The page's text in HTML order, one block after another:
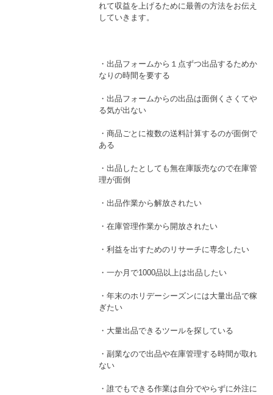
れて収益を上げるために最善の方法をお伝え
していきます。
・出品フォームから１点ずつ出品するためか
なりの時間を要する
・出品フォームからの出品は面倒くさくてや
る気が出ない
・商品ごとに複数の送料計算するのが面倒で
ある
・出品したとしても無在庫販売なので在庫管
理が面倒
・出品作業から解放されたい
・在庫管理作業から開放されたい
・利益を出すためのリサーチに専念したい
・一か月で1000品以上は出品したい
・年末のホリデーシーズンには大量出品で稼
ぎたい
・大量出品できるツールを探している
・副業なので出品や在庫管理する時間が取れ
ない
・誰でもできる作業は自分でやらずに外注に